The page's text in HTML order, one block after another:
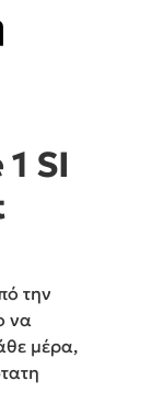
SI
την
να
μέρα,